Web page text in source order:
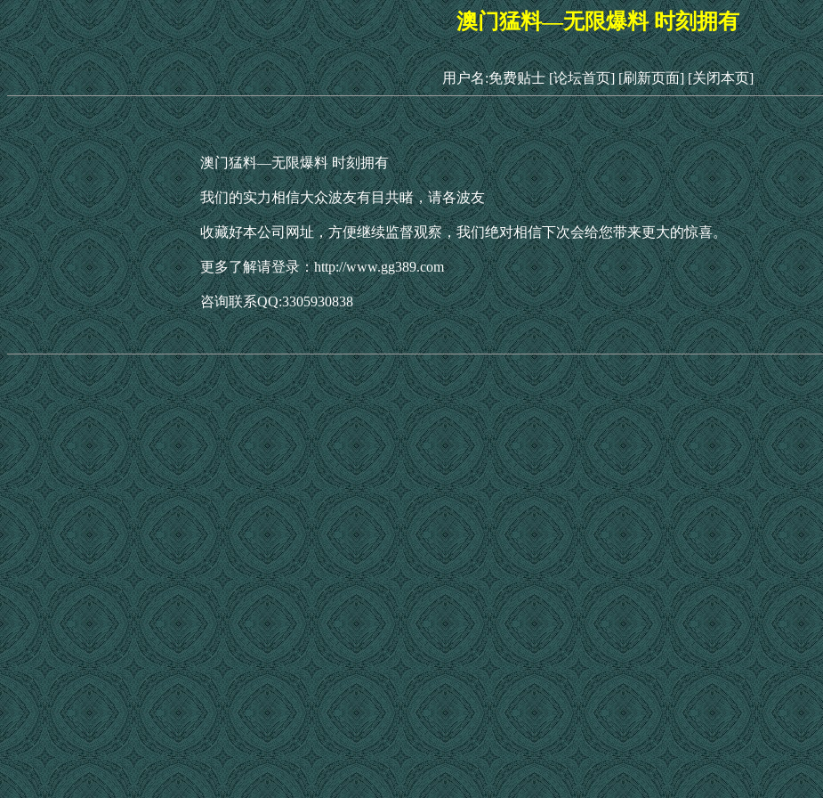
澳门猛料—无限爆料 时刻拥有
用户名:免费贴士 [论坛首页] [刷新页面] [关闭本页]
澳门猛料—无限爆料 时刻拥有
我们的实力相信大众波友有目共睹，请各波友
收藏好本公司网址，方便继续监督观察，我们绝对相信下次会给您带来更大的惊喜。
更多了解请登录：http://www.gg389.com
咨询联系QQ:3305930838